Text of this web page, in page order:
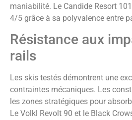
maniabilité. Le Candide Resort
4/5 grâce à sa polyvalence entre
Résistance aux
rails
Les skis testés démontrent une
contraintes mécaniques. Les
les zones stratégiques pour
Le Volkl Revolt 90 et le Black